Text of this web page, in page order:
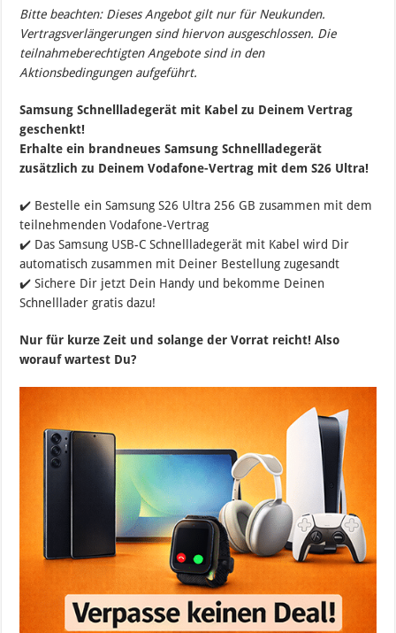
Bitte beachten: Dieses Angebot gilt nur für Neukunden.
Vertragsverlängerungen sind hiervon ausgeschlossen. Die
teilnahmeberechtigten Angebote sind in den
Aktionsbedingungen aufgeführt.
Samsung Schnellladegerät mit Kabel zu Deinem Vertrag
geschenkt!
Erhalte ein brandneues Samsung Schnellladegerät
zusätzlich zu Deinem Vodafone-Vertrag mit dem S26 Ultra!
✔️ Bestelle ein Samsung S26 Ultra 256 GB zusammen mit dem
teilnehmenden Vodafone-Vertrag
✔️ Das Samsung USB-C Schnellladegerät mit Kabel wird Dir
automatisch zusammen mit Deiner Bestellung zugesandt
✔️ Sichere Dir jetzt Dein Handy und bekomme Deinen
Schnelllader gratis dazu!
Nur für kurze Zeit und solange der Vorrat reicht! Also
worauf wartest Du?